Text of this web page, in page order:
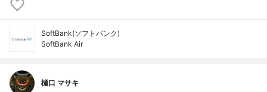
SoftBank(ソフトバンク)
SoftBank Air
樋口 マサキ